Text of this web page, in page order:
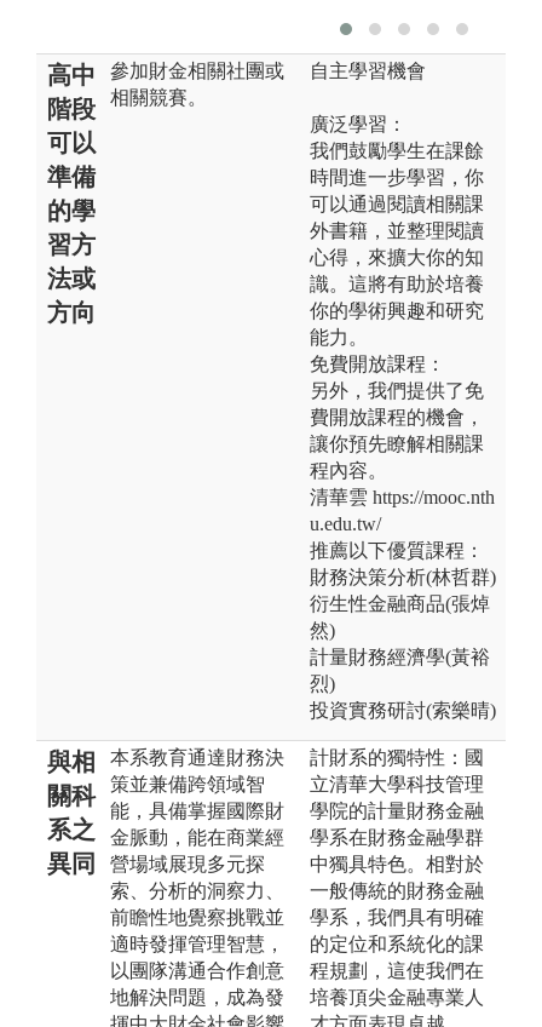
高中
階段
可以
準備
的學
習方
法或
方向
參加財金相關社團或
相關競賽。
自主學習機會
廣泛學習：
我們鼓勵學生在課餘
時間進一步學習，你
可以通過閱讀相關課
外書籍，並整理閱讀
心得，來擴大你的知
識。這將有助於培養
你的學術興趣和研究
能力。
免費開放課程：
另外，我們提供了免
費開放課程的機會，
讓你預先瞭解相關課
程內容。
清華雲 https://mooc.nth
u.edu.tw/
推薦以下優質課程：
財務決策分析(林哲群)
衍生性金融商品(張焯
然)
計量財務經濟學(黃裕
烈)
投資實務研討(索樂晴)
與相
關科
系之
異同
本系教育通達財務決
策並兼備跨領域智
能，具備掌握國際財
金脈動，能在商業經
營場域展現多元探
索、分析的洞察力、
前瞻性地覺察挑戰並
適時發揮管理智慧，
以團隊溝通合作創意
地解決問題，成為發
計財系的獨特性：國
立清華大學科技管理
學院的計量財務金融
學系在財務金融學群
中獨具特色。相對於
一般傳統的財務金融
學系，我們具有明確
的定位和系統化的課
程規劃，這使我們在
培養頂尖金融專業人